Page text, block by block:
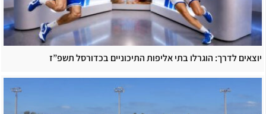
יוצאים לדרך: הוגרלו בתי אליפות התיכוניים בכדורסל תשפ”ז